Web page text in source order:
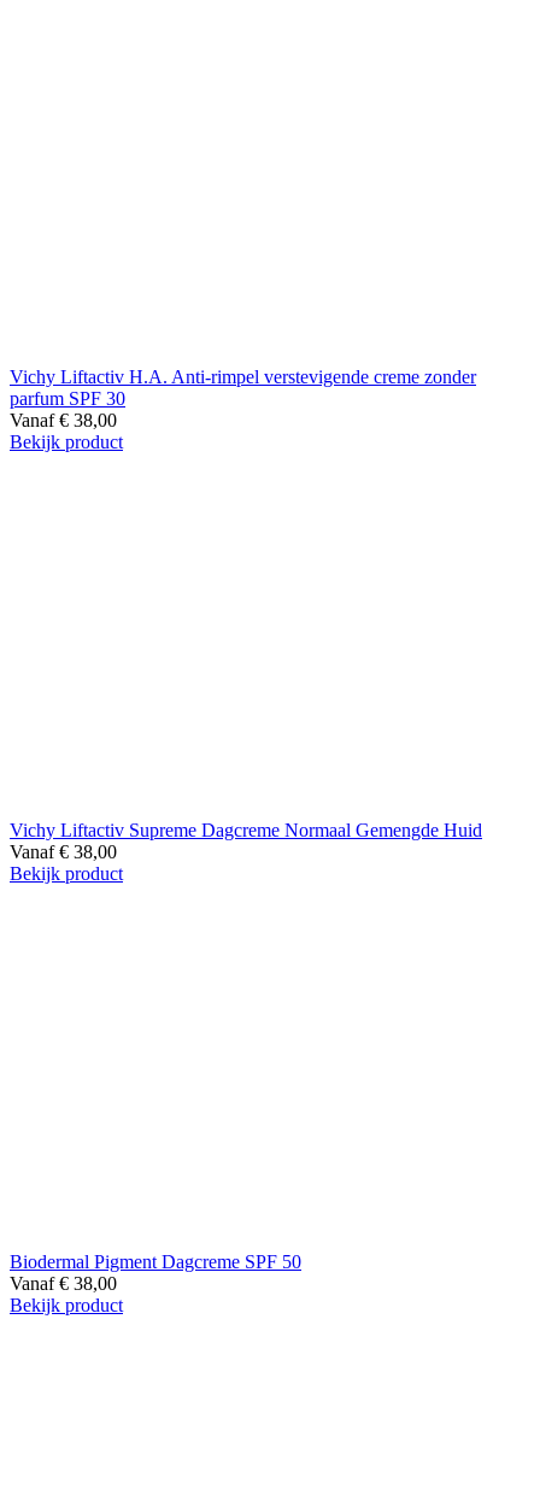
Vichy Liftactiv H.A. Anti-rimpel verstevigende creme zonder
parfum SPF 30
Vanaf € 38,00
Bekijk product
Vichy Liftactiv Supreme Dagcreme Normaal Gemengde Huid
Vanaf € 38,00
Bekijk product
Biodermal Pigment Dagcreme SPF 50
Vanaf € 38,00
Bekijk product